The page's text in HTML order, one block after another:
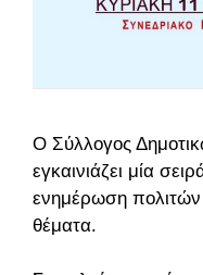
Ο Σύλλογος
εγκαινιάζει μία
ενημέρωση πολιτών
θέματα.